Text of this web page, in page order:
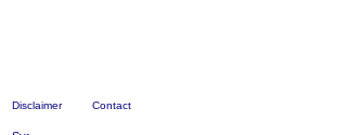
Disclaimer Contact